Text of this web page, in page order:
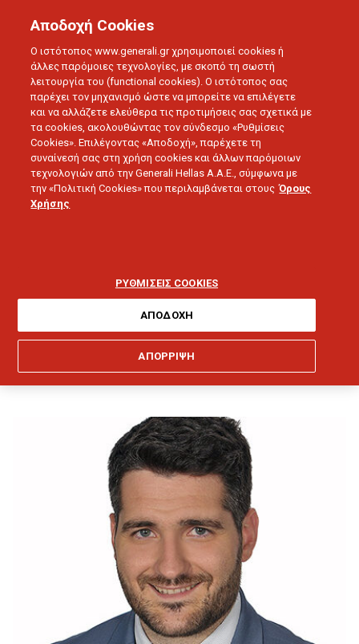
BLOG
ΔΕΛΤΙΑ ΤΥΠΟΥ
Ο ΝΕΟΣ ΔΙΕΥΘΥΝΤΗΣ ΠΩΛΗΣΕΩΝ ΟΜΑΔΙΚΩΝ ΑΣΦΑΛΙΣΕΩΝ
ΖΩΗΣ ΤΗΣ GENERALI
03.07.2019 - 5 λεπτά ανάγνωσης
Πωλήσεων Ομαδικών
Ασφαλίσεων Ζωής της
Generali
Αποδοχή Cookies
Ο ιστότοπος www.generali.gr χρησιμοποιεί cookies ή
άλλες παρόμοιες τεχνολογίες, με σκοπό τη σωστή
λειτουργία του (functional cookies). Ο ιστότοπος σας
παρέχει τον μηχανισμό ώστε να μπορείτε να επιλέγετε
και να αλλάζετε ελεύθερα τις προτιμήσεις σας σχετικά με
τα cookies, ακολουθώντας τον σύνδεσμο «Ρυθμίσεις
Cookies». Επιλέγοντας «Αποδοχή», παρέχετε τη
συναίνεσή σας στη χρήση cookies και άλλων παρόμοιων
τεχνολογιών από την Generali Hellas A.A.E., σύμφωνα με
την «Πολιτική Cookies» που περιλαμβάνεται στους Όρους
Χρήσης
ΡΥΘΜΙΣΕΙΣ COOKIES
ΑΠΟΡΡΙΨΗ
ΑΠΟΔΟΧΗ